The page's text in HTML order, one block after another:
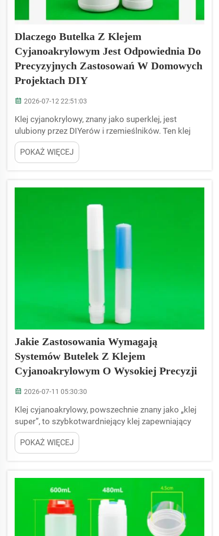
Dlaczego Butelka Z Klejem
Cyjanoakrylowym Jest Odpowiednia Do
Precyzyjnych Zastosowań W Domowych
Projektach DIY
2026-07-12 22:51:03
Klej cyjanokrylowy, znany jako superklej, jest
ulubiony przez DIYerów i rzemieślników. Ten klej
jest w małych butelkach, które pomagają naprawić
lub zbudować rzeczy z dobrą precyzją. Kiedy
przykleja się małe części, jak budowa modeli lub
POKAŻ WIĘCEJ
Jakie Zastosowania Wymagają
Systemów Butelek Z Klejem
Cyjanoakrylowym O Wysokiej Precyzji
2026-07-11 05:30:30
Klej cyjanoakrylowy, powszechnie znany jako „klej
super”, to szybkotwardniejący klej zapewniający
silne i niezawodne połączenia. Jest szeroko
stosowany w rękodziele, naprawach, produkcji
przemysłowej oraz w aplikacjach przemysłowych
oferuje systemy butelek z klejem cyjanoakrylowym
o wysokiej precyzji...
POKAŻ WIĘCEJ